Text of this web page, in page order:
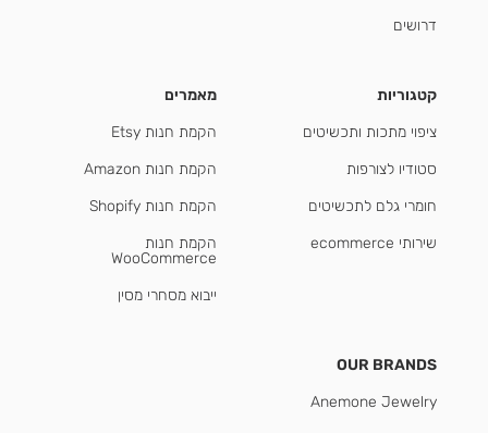
דרושים
קטגוריות
ציפוי מתכות ותכשיטים
סטודיו לצורפות
חומרי גלם לתכשיטים
שירותי ecommerce
מאמרים
הקמת חנות Etsy
הקמת חנות Amazon
הקמת חנות Shopify
הקמת חנות
WooCommerce
ייבוא מסחרי מסין
OUR BRANDS
Anemone Jewelry